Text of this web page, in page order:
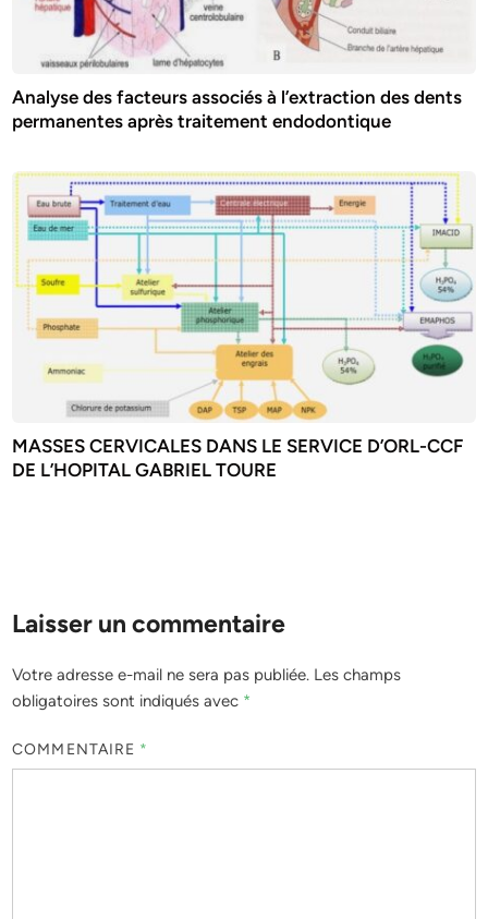
Analyse des facteurs associés à l’extraction des dents
permanentes après traitement endodontique
MASSES CERVICALES DANS LE SERVICE D’ORL-CCF
DE L’HOPITAL GABRIEL TOURE
Laisser un commentaire
Votre adresse e-mail ne sera pas publiée. Les champs
obligatoires sont indiqués avec *
COMMENTAIRE *